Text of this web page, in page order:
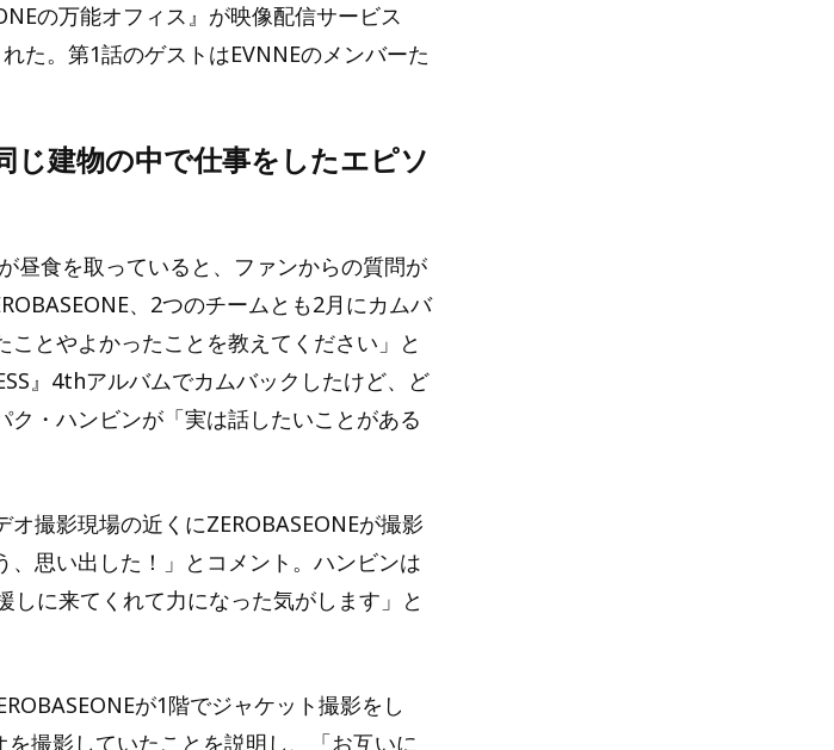
の万能オフィス』が映像配信サービス
た。第1話のゲストはEVNNEのメンバーた
じ建物の中で仕事をしたエピソ
昼食を取っていると、ファンからの質問が
、2つのチームとも2月にカムバ
とやよかったことを教えてください」と
』4thアルバムでカムバックしたけど、ど
・ハンビンが「実は話したいことがある
撮影現場の近くにZEROBASEONEが撮影
、思い出した！」とコメント。ハンビンは
しに来てくれて力になった気がします」と
が1階でジャケット撮影をし
撮影していたことを説明し、「お互いに